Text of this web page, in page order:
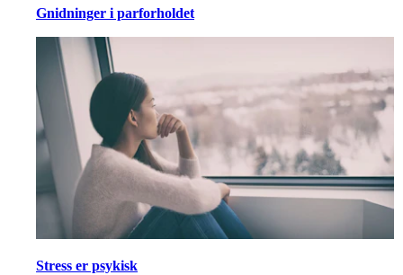
Gnidninger i parforholdet
Stress er psykisk